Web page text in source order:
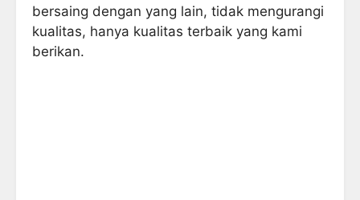
bersaing dengan yang lain, tidak mengurangi
kualitas, hanya kualitas terbaik yang kami
berikan.